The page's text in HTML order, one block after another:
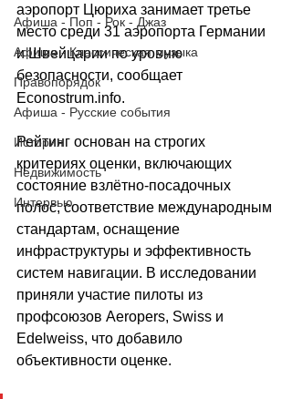
Афиша - Поп - Рок - Джаз
Афиша - Классическая музыка
Правопорядок
Афиша - Русские события
История
Недвижимость
Интервью
аэропорт Цюриха занимает третье
место среди 31 аэропорта Германии
и Швейцарии по уровню
безопасности, сообщает
Econostrum.info.
Рейтинг основан на строгих
критериях оценки, включающих
состояние взлётно-посадочных
полос, соответствие международным
стандартам, оснащение
инфраструктуры и эффективность
систем навигации. В исследовании
приняли участие пилоты из
профсоюзов Aeropers, Swiss и
Edelweiss, что добавило
объективности оценке.